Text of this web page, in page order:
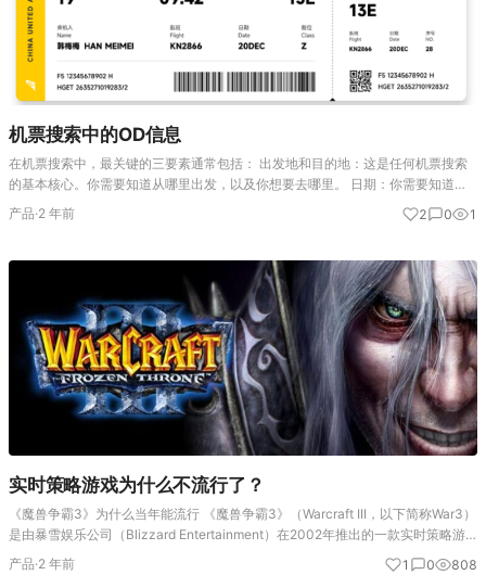
机票搜索中的OD信息
在机票搜索中，最关键的三要素通常包括： 出发地和目的地：这是任何机票搜索
的基本核心。你需要知道从哪里出发，以及你想要去哪里。 日期：你需要知道出
发和返回的日期。这一信息将直接影响航班的可用性和价格。 旅客数量：需要知
道有多少人一起旅行，包括…
产品·2 年前 2 0 1
实时策略游戏为什么不流行了？
《魔兽争霸3》为什么当年能流行 《魔兽争霸3》（Warcraft III，以下简称War3）
是由暴雪娱乐公司（Blizzard Entertainment）在2002年推出的一款实时策略游
戏（RTS），它在发布之后迅速成为全球流行的经典游戏…
产品·2 年前 1 0 808